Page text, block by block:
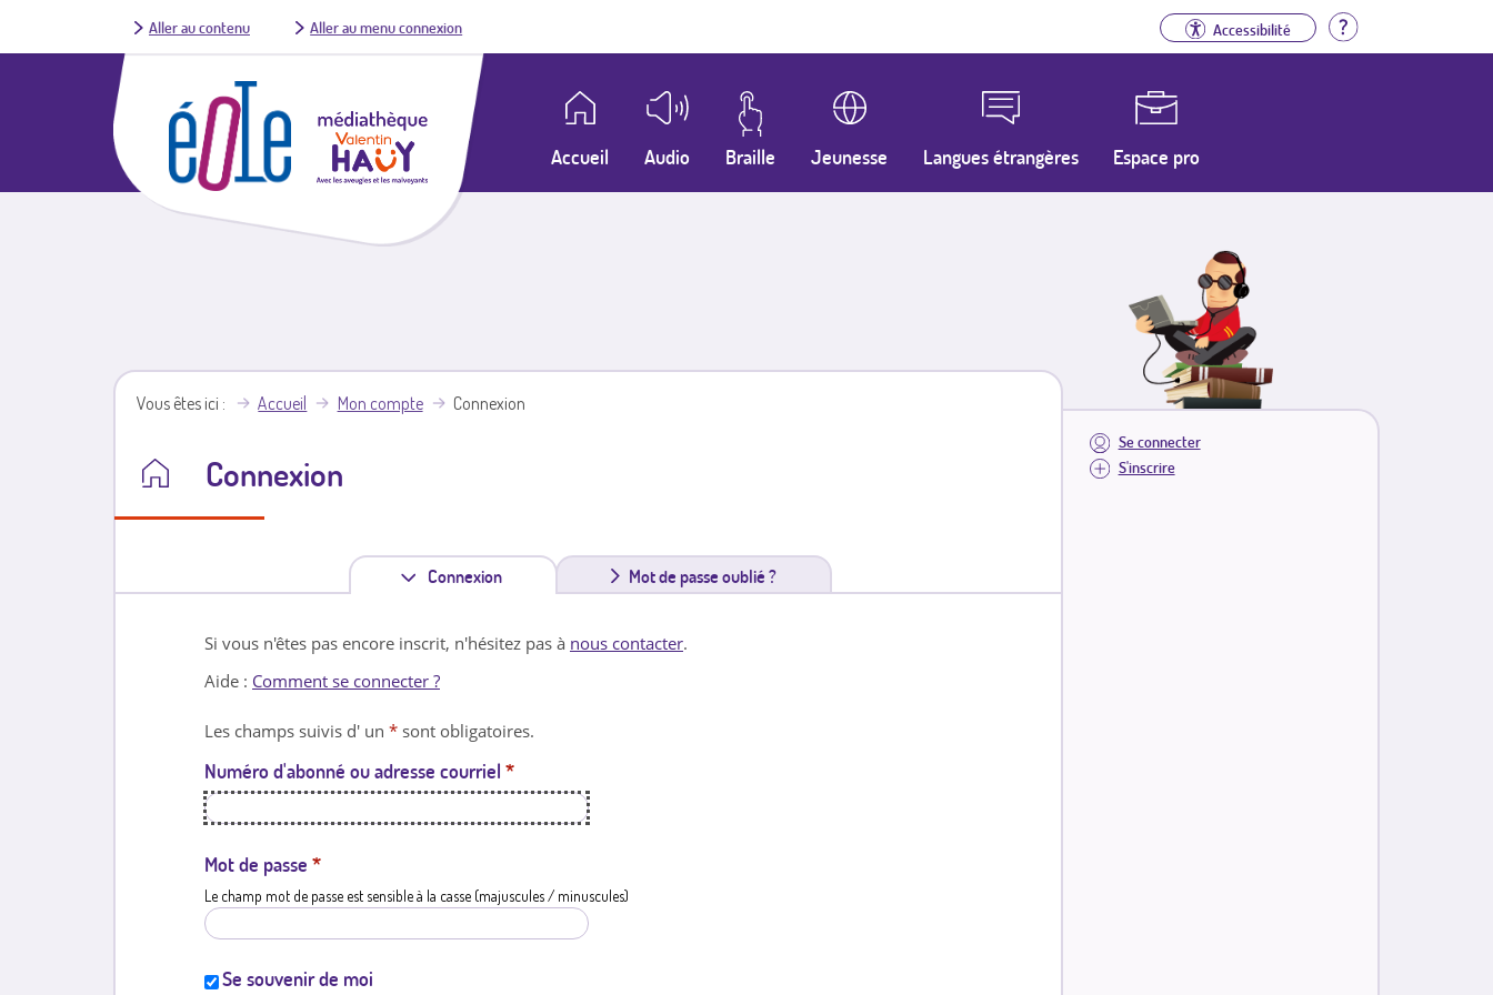
Aller au contenu Aller au menu connexion Accessibilité Aide
Accueil Audio Braille Jeunesse Langues étrangères Espace pro
Se connecter
S'inscrire
Vous êtes ici Accueil Mon compte Connexion
Connexion
Connexion
n
l
e
Mot de passe oublié ?
Si vous n'êtes pas encore inscrit, n'hésitez pas à nous contacter.
Aide : Comment se connecter ?
Les champs suivis d' un * sont obligatoires.
Numéro d'abonné ou adresse courriel *
Mot de passe *
Le champ mot de passe est sensible à la casse (majuscules / minuscules)
Se souvenir de moi